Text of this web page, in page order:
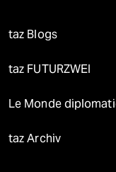
taz Blogs
taz FUTURZWEI
Le Monde
taz Archiv